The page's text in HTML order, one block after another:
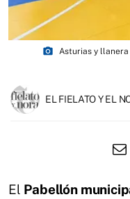
photo_camera Asturias y
EL FIELATO Y EL
El Pabellón